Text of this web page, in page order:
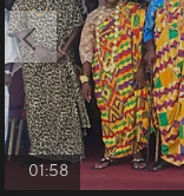
01:58